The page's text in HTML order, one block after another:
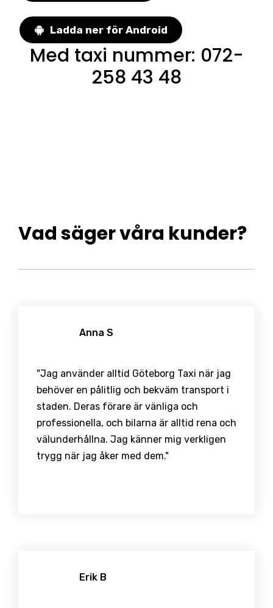
Ladda ner för Android
Med taxi nummer: 072-
258 43 48
Vad säger våra kunder?
Anna S
"Jag använder alltid Göteborg Taxi när jag
behöver en pålitlig och bekväm transport i
staden. Deras förare är vänliga och
professionella, och bilarna är alltid rena och
välunderhållna. Jag känner mig verkligen
trygg när jag åker med dem."
Erik B